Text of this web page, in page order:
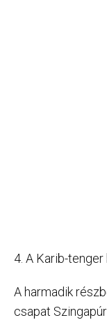
4. A Karib-
A harmadik
csapat